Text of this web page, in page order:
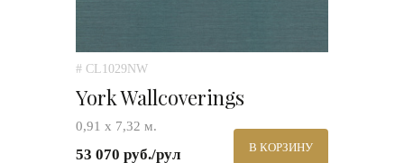
# CL1029NW
York Wallcoverings
0,91 х 7,32 м.
53 070 руб./рул В КОРЗИНУ